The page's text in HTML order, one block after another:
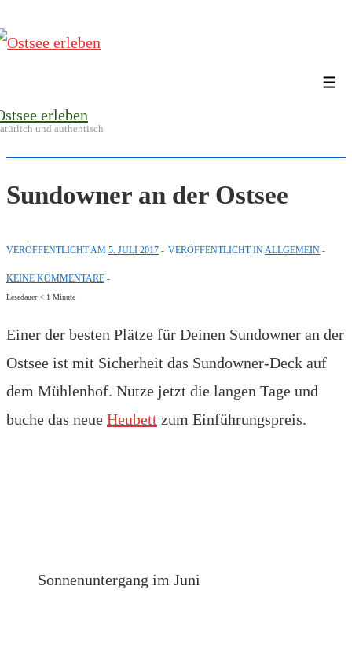
Zum
erleben
und authentisch
Sundowner an der Ostsee
VERÖFFENTLICHT AM 5. JULI 2017 VERÖFFENTLICHT IN ALLGEMEIN
KEINE KOMMENTARE
Lesedauer < 1 Minute
Einer der besten Plätze für Deinen Sundowner an der
Ostsee ist mit Sicherheit das Sundowner-Deck auf
dem Mühlenhof. Nutze jetzt die langen Tage und
buche das neue Heubett zum Einführungspreis.
Sonnenuntergang im Juni